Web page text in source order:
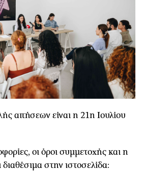
αιτήσεων είναι η 21η Ιουλίου
οι όροι συμμετοχής και η
στην ιστοσελίδα: